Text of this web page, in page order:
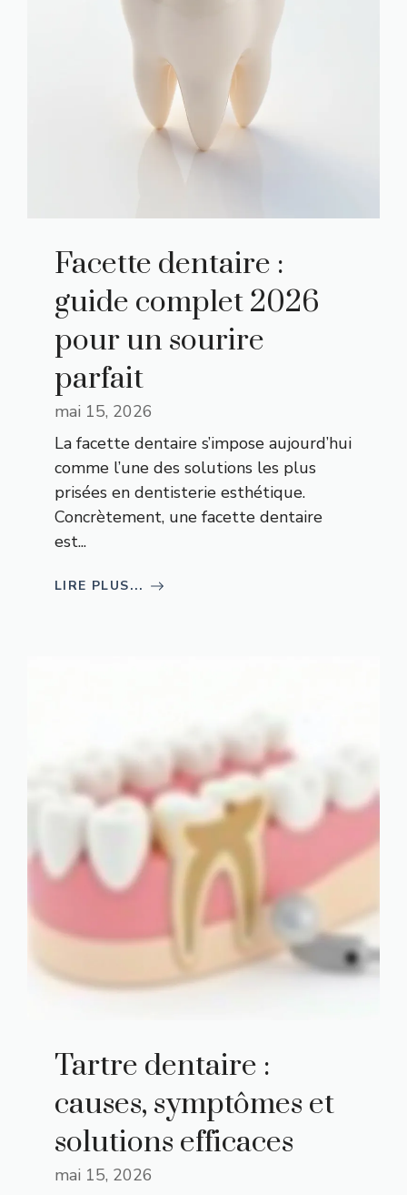
Facette dentaire :
guide complet 2026
pour un sourire
parfait
mai 15, 2026
La facette dentaire s’impose aujourd’hui
comme l’une des solutions les plus
prisées en dentisterie esthétique.
Concrètement, une facette dentaire
est...
LIRE PLUS...
Tartre dentaire :
causes, symptômes et
solutions efficaces
mai 15, 2026